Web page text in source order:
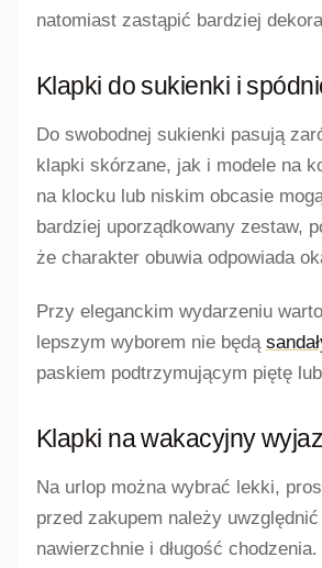
natomiast zastąpić bardziej
Klapki do sukienki i
Do swobodnej sukienki pasują
klapki skórzane, jak i modele na
na klocku lub niskim obcasie
bardziej uporządkowany zestaw,
że charakter obuwia odpowiada
Przy eleganckim wydarzeniu
lepszym wyborem nie będą
paskiem podtrzymującym piętę
Klapki na wakacyjny
Na urlop można wybrać lekki,
przed zakupem należy
nawierzchnie i długość